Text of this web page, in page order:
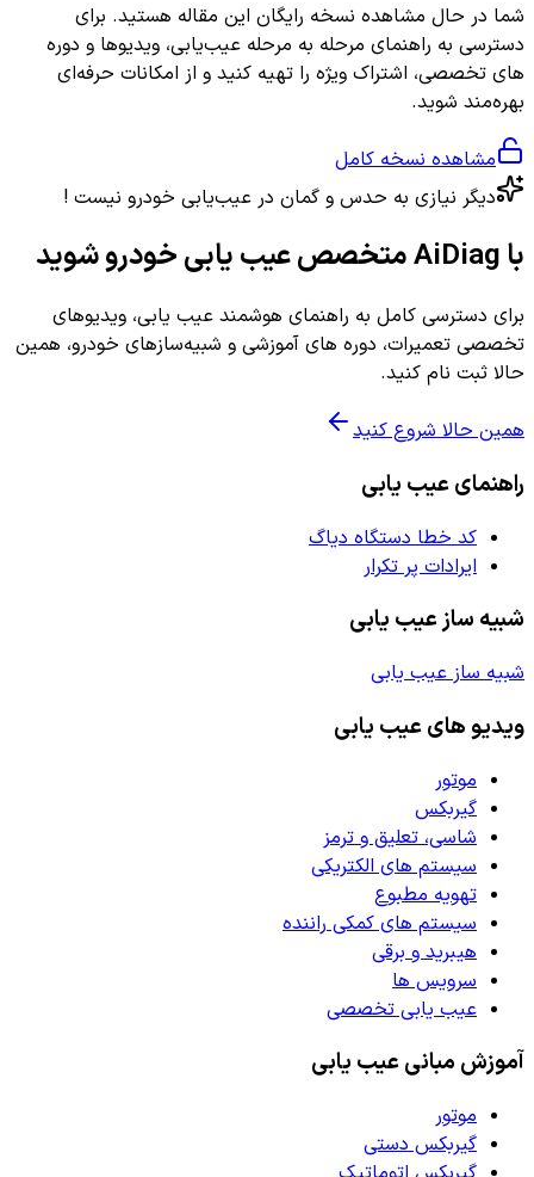
شما در حال مشاهده نسخه رایگان این مقاله هستید. برای
دسترسی به راهنمای مرحله به مرحله عیب‌یابی، ویدیوها و دوره
های تخصصی، اشتراک ویژه را تهیه کنید و از امکانات حرفه‌ای
بهره‌مند شوید.
مشاهده نسخه کامل
دیگر نیازی به حدس و گمان در عیب‌یابی خودرو نیست !
با AiDiag متخصص عیب یابی خودرو شوید
برای دسترسی کامل به راهنمای هوشمند عیب یابی، ویدیوهای
تخصصی تعمیرات، دوره های آموزشی و شبیه‌سازهای خودرو، همین
حالا ثبت نام کنید.
همین حالا شروع کنید
راهنمای عیب یابی
کد خطا دستگاه دیاگ
ایرادات پر تکرار
شبیه ساز عیب یابی
شبیه ساز عیب یابی
ویدیو های عیب یابی
موتور
گیربکس
شاسی، تعلیق و ترمز
سیستم های الکتریکی
تهویه مطبوع
سیستم های کمکی راننده
هیبرید و برقی
سرویس ها
عیب یابی تخصصی
آموزش مبانی عیب یابی
موتور
گیربکس دستی